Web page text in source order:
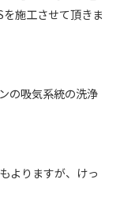
施工させて頂きま
の吸気系統の洗浄
よりますが、けっ